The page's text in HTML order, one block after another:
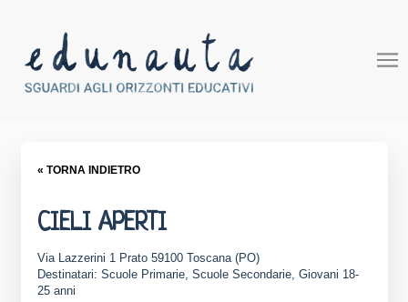
« TORNA INDIETRO
CIELI APERTI
Via Lazzerini 1 Prato 59100 Toscana (PO)
Destinatari: Scuole Primarie, Scuole Secondarie, Giovani 18-
25 anni